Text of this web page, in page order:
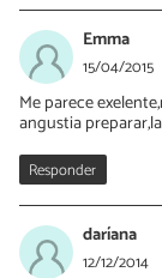
Si claro el
Emma
15/04/2015
Me parece
angustia
Responder
daríana
12/12/2014